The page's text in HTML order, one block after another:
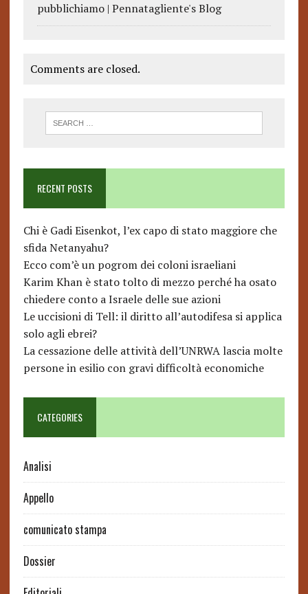
pubblichiamo | Pennatagliente's Blog
Comments are closed.
RECENT POSTS
Chi è Gadi Eisenkot, l’ex capo di stato maggiore che
sfida Netanyahu?
Ecco com’è un pogrom dei coloni israeliani
Karim Khan è stato tolto di mezzo perché ha osato
chiedere conto a Israele delle sue azioni
Le uccisioni di Tell: il diritto all’autodifesa si applica
solo agli ebrei?
La cessazione delle attività dell’UNRWA lascia molte
persone in esilio con gravi difficoltà economiche
CATEGORIES
Analisi
Appello
comunicato stampa
Dossier